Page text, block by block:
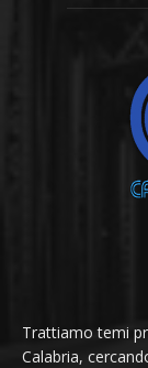
Trattiamo temi
Calabria,